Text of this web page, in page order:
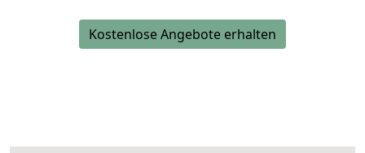
Kostenlose Angebote erhalten